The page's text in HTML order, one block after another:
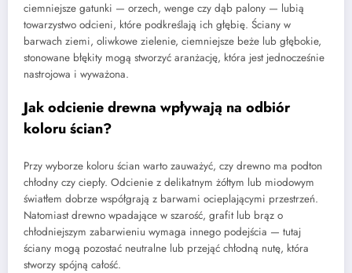
ciemniejsze gatunki — orzech, wenge czy dąb palony — lubią
towarzystwo odcieni, które podkreślają ich głębię. Ściany w
barwach ziemi, oliwkowe zielenie, ciemniejsze beże lub głębokie,
stonowane błękity mogą stworzyć aranżację, która jest jednocześnie
nastrojowa i wyważona.
Jak odcienie drewna wpływają na odbiór
koloru ścian?
Przy wyborze koloru ścian warto zauważyć, czy drewno ma podton
chłodny czy ciepły. Odcienie z delikatnym żółtym lub miodowym
światłem dobrze współgrają z barwami ocieplającymi przestrzeń.
Natomiast drewno wpadające w szarość, grafit lub brąz o
chłodniejszym zabarwieniu wymaga innego podejścia — tutaj
ściany mogą pozostać neutralne lub przejąć chłodną nutę, która
stworzy spójną całość.